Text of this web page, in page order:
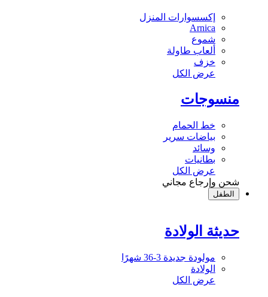
إكسسوارات المنزل
Arnica
شموع
ألعاب طاولة
خزف
عرض الكل
منسوجات
خط الحمام
بياضات سرير
وسائد
بطانيات
عرض الكل
شحن وإرجاع مجاني
الطفل
حديثة الولادة
مولودة جديدة 3-36 شهرًا
الولادة
عرض الكل